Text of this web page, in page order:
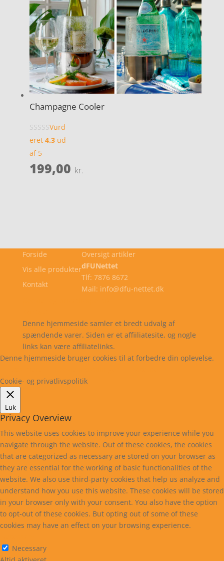
Champagne Cooler
Vurd
eret 4.3ud
af 5
199,00 kr.
Forside
Vis alle produkter
Kontakt
Oversigt artikler
dFUNettet
Tlf: 7876 8672
Mail: info@dfu-nettet.dk
Denne hjemmeside samler et bredt udvalg af
spændende varer. Siden er et affiiliatesite, og nogle
links kan være affiliatelinks.
Denne hjemmeside bruger cookies til at forbedre din oplevelse.
Cookie- og privatlivspolitik
Luk
Privacy Overview
This website uses cookies to improve your experience while you
navigate through the website. Out of these cookies, the cookies
that are categorized as necessary are stored on your browser as
they are essential for the working of basic functionalities of the
website. We also use third-party cookies that help us analyze and
understand how you use this website. These cookies will be stored
in your browser only with your consent. You also have the option
to opt-out of these cookies. But opting out of some of these
cookies may have an effect on your browsing experience.
Necessary